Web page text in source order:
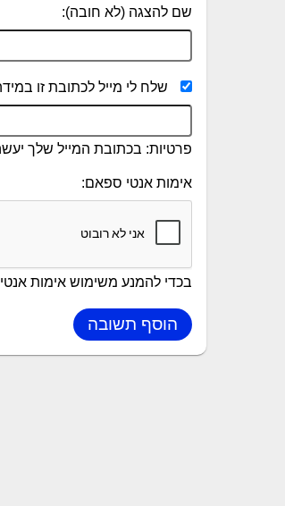
שם להצגה (לא חובה):
שלח לי מייל לכתובת זו
פרטיות: בכתובת המייל שלך
אימות אנטי ספאם:
בכדי להמנע משימוש אימות